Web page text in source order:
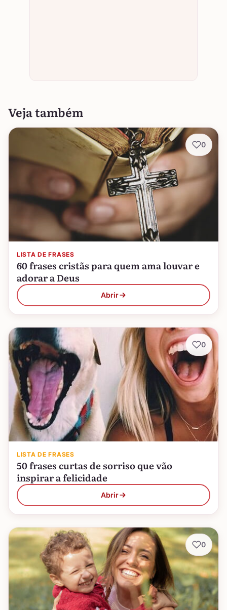
Veja também
LISTA DE FRASES
60 frases cristãs para quem ama louvar e
adorar a Deus
Abrir
0
LISTA DE FRASES
50 frases curtas de sorriso que vão
inspirar a felicidade
Abrir
0
0